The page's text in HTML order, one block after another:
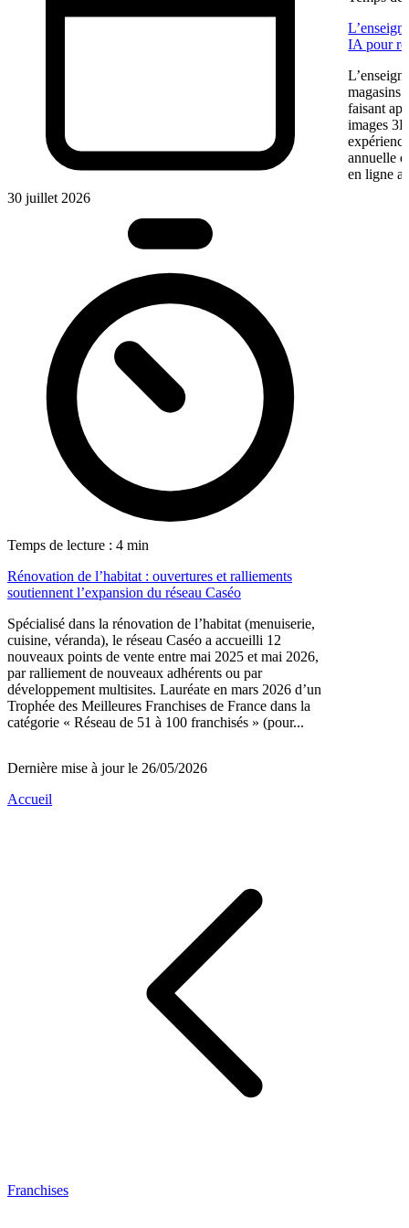
30 juillet 2026
Temps de lecture : 4 min
Rénovation de l’habitat : ouvertures et ralliements
soutiennent l’expansion du réseau Caséo
Spécialisé dans la rénovation de l’habitat (menuiserie,
cuisine, véranda), le réseau Caséo a accueilli 12
nouveaux points de vente entre mai 2025 et mai 2026,
par ralliement de nouveaux adhérents ou par
développement multisites. Lauréate en mars 2026 d’un
Trophée des Meilleures Franchises de France dans la
catégorie « Réseau de 51 à 100 franchisés » (pour...
IA pour
magasins
faisant
images
annuelle
en ligne
Dernière mise à jour le 26/05/2026
Accueil
Franchises